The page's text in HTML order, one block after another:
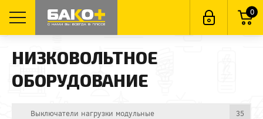
0
НИЗКОВОЛЬТНОЕ
ОБОРУДОВАНИЕ
Выключатели нагрузки модульные 35